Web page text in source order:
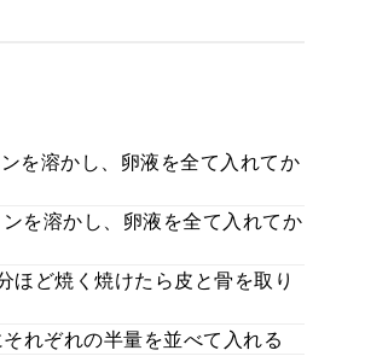
を溶かし、卵液を全て入れてか
を溶かし、卵液を全て入れてか
ほど焼く焼けたら皮と骨を取り
ぞれの半量を並べて入れる